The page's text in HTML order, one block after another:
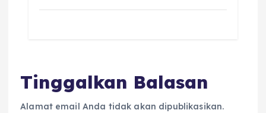
Tinggalkan Balasan
Alamat email Anda tidak akan dipublikasikan.